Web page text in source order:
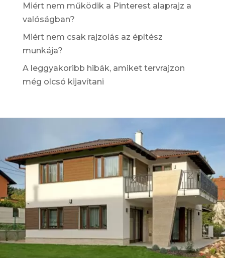
Miért nem működik a Pinterest alaprajz a
valóságban?
Miért nem csak rajzolás az építész
munkája?
A leggyakoribb hibák, amiket tervrajzon
még olcsó kijavítani